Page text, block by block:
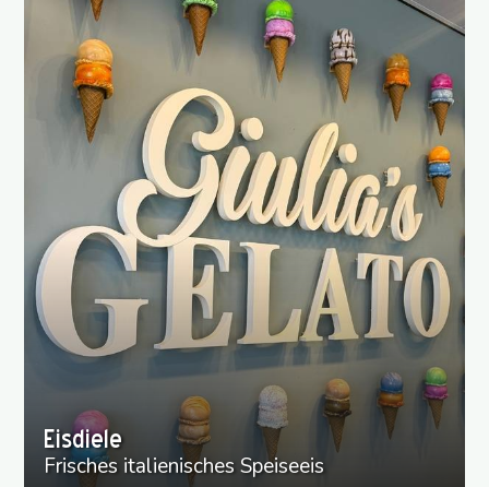
Eisdiele
Frisches italienisches Speiseeis